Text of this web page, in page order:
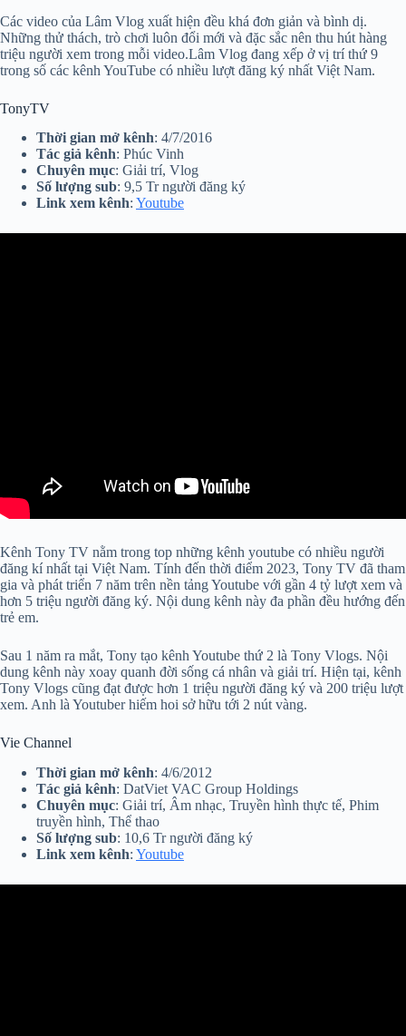
Các video của Lâm Vlog xuất hiện đều khá đơn giản và bình dị.
Những thử thách, trò chơi luôn đổi mới và đặc sắc nên thu hút hàng
triệu người xem trong mỗi video.Lâm Vlog đang xếp ở vị trí thứ 9
trong số các kênh YouTube có nhiều lượt đăng ký nhất Việt Nam.
TonyTV
Thời gian mở kênh: 4/7/2016
Tác giả kênh: Phúc Vinh
Chuyên mục: Giải trí, Vlog
Số lượng sub: 9,5 Tr người đăng ký
Link xem kênh: Youtube
Kênh Tony TV nằm trong top những kênh youtube có nhiều người
đăng kí nhất tại Việt Nam. Tính đến thời điểm 2023, Tony TV đã tham
gia và phát triển 7 năm trên nền tảng Youtube với gần 4 tỷ lượt xem và
hơn 5 triệu người đăng ký. Nội dung kênh này đa phần đều hướng đến
trẻ em.
Sau 1 năm ra mắt, Tony tạo kênh Youtube thứ 2 là Tony Vlogs. Nội
dung kênh này xoay quanh đời sống cá nhân và giải trí. Hiện tại, kênh
Tony Vlogs cũng đạt được hơn 1 triệu người đăng ký và 200 triệu lượt
xem. Anh là Youtuber hiếm hoi sở hữu tới 2 nút vàng.
Vie Channel
Thời gian mở kênh: 4/6/2012
Tác giả kênh: DatViet VAC Group Holdings
Chuyên mục: Giải trí, Âm nhạc, Truyền hình thực tế, Phim
truyền hình, Thể thao
Số lượng sub: 10,6 Tr người đăng ký
Link xem kênh: Youtube